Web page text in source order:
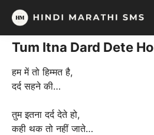
Skip
content
Tum Itna Dard Dete Ho
हम में तो हिम्मत है,
दर्द सहने की…
तुम इतना दर्द देते हो,
कही थक तो नहीं जाते…